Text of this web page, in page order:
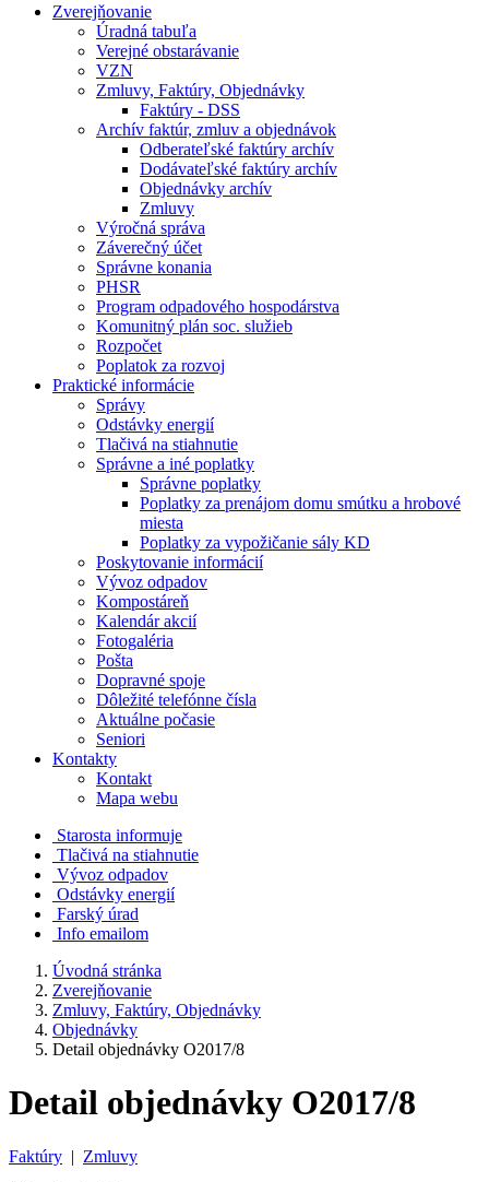
Zverejňovanie
Úradná tabuľa
Verejné obstarávanie
VZN
Zmluvy, Faktúry, Objednávky
Faktúry - DSS
Archív faktúr, zmluv a objednávok
Odberateľské faktúry archív
Dodávateľské faktúry archív
Objednávky archív
Zmluvy
Výročná správa
Záverečný účet
Správne konania
PHSR
Program odpadového hospodárstva
Komunitný plán soc. služieb
Rozpočet
Poplatok za rozvoj
Praktické informácie
Správy
Odstávky energií
Tlačivá na stiahnutie
Správne a iné poplatky
Správne poplatky
Poplatky za prenájom domu smútku a hrobové
miesta
Poplatky za vypožičanie sály KD
Poskytovanie informácií
Vývoz odpadov
Kompostáreň
Kalendár akcií
Fotogaléria
Pošta
Dopravné spoje
Dôležité telefónne čísla
Aktuálne počasie
Seniori
Kontakty
Kontakt
Mapa webu
Starosta informuje
Tlačivá na stiahnutie
Vývoz odpadov
Odstávky energií
Farský úrad
Info emailom
Úvodná stránka
Zverejňovanie
Zmluvy, Faktúry, Objednávky
Objednávky
Detail objednávky O2017/8
Detail objednávky O2017/8
Faktúry | Zmluvy